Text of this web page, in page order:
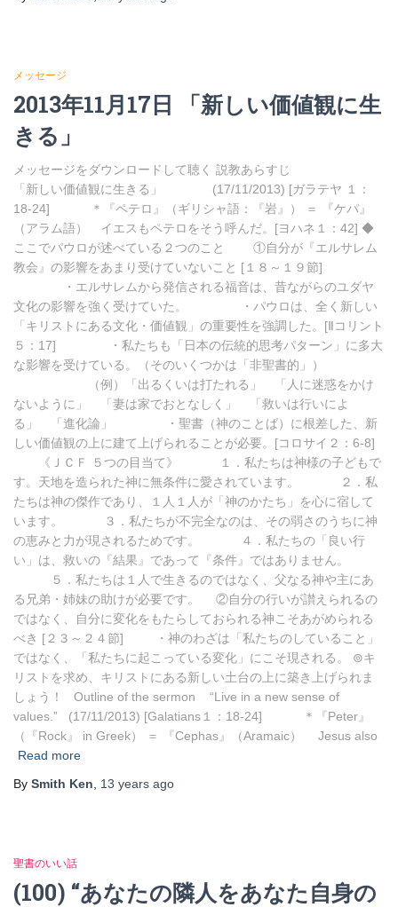
メッセージ
2013年11月17日 「新しい価値観に生
きる」
メッセージをダウンロードして聴く 説教あらすじ
「新しい価値観に生きる」 (17/11/2013) [ガラテヤ １：
18-24] ＊『ペテロ』（ギリシャ語：『岩』） ＝ 『ケパ』
（アラム語） イエスもペテロをそう呼んだ。[ヨハネ１：42] ◆
ここでパウロが述べている２つのこと ①自分が『エルサレム
教会』の影響をあまり受けていないこと [１８～１９節]
・エルサレムから発信される福音は、昔ながらのユダヤ
文化の影響を強く受けていた。 ・パウロは、全く新しい
「キリストにある文化・価値観」の重要性を強調した。[Ⅱコリント
５：17] ・私たちも「日本の伝統的思考パターン」に多大
な影響を受けている。（そのいくつかは「非聖書的」）
（例）「出るくいは打たれる」 「人に迷惑をかけ
ないように」 「妻は家でおとなしく」 「救いは行いによ
る」 「進化論」 ・聖書（神のことば）に根差した、新
しい価値観の上に建て上げられることが必要。[コロサイ２：6-8]
《ＪＣＦ ５つの目当て》 １．私たちは神様の子どもで
す。天地を造られた神に無条件に愛されています。 ２．私
たちは神の傑作であり、１人１人が「神のかたち」を心に宿して
います。 ３．私たちが不完全なのは、その弱さのうちに神
の恵みと力が現されるためです。 ４．私たちの「良い行
い」は、救いの『結果』であって『条件』ではありません。
５．私たちは１人で生きるのではなく、父なる神や主にあ
る兄弟・姉妹の助けが必要です。 ②自分の行いが讃えられるの
ではなく、自分に変化をもたらしておられる神こそあがめられる
べき [２３～２４節] ・神のわざは「私たちのしていること」
ではなく、「私たちに起こっている変化」にこそ現される。 ⊚キ
リストを求め、キリストにある新しい土台の上に築き上げられま
しょう！ Outline of the sermon “Live in a new sense of
values.” (17/11/2013) [Galatians１：18-24] ＊『Peter』
（『Rock』 in Greek） ＝ 『Cephas』（Aramaic） Jesus also
Read more
By Smith Ken 13 years ago
聖書のいい話
(100) “あなたの隣人をあなた自身の